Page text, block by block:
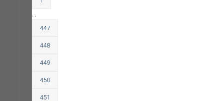
447
448
449
450
451